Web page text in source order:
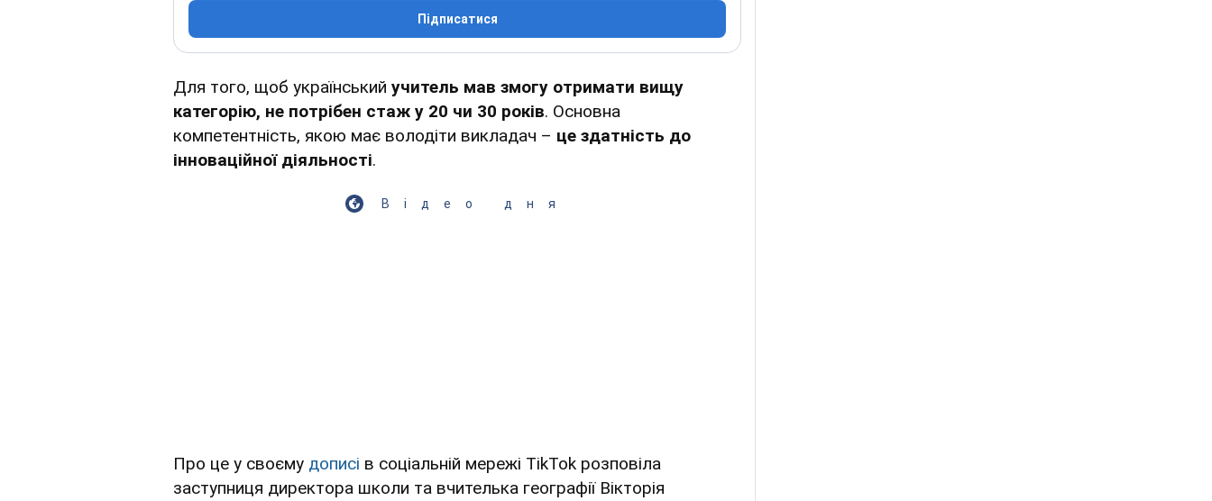
Підписатися
Для того, щоб український учитель мав змогу отримати вищу
категорію, не потрібен стаж у 20 чи 30 років. Основна
компетентність, якою має володіти викладач – це здатність до
інноваційної діяльності.
Відео дня
Про це у своєму дописі в соціальній мережі TikTok розповіла
заступниця директора школи та вчителька географії Вікторія